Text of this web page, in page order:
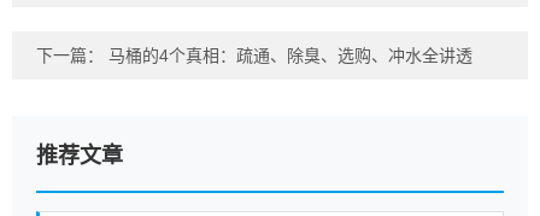
下一篇： 马桶的4个真相：疏通、除臭、选购、冲水全讲透
推荐文章